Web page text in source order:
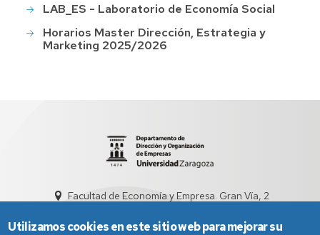
LAB_ES - Laboratorio de Economía Social
Horarios Master Dirección, Estrategia y
Marketing 2025/2026
Facultad de Economía y Empresa. Gran Vía, 2
Utilizamos cookies en este sitio web para mejorar su